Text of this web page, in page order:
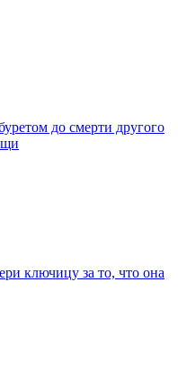
до смерти другого
ключицу за то, что она